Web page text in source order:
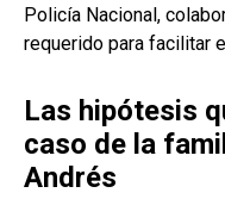
Policía Nacional,
requerido para facilitar
Las hipótesis
caso de la
Andrés